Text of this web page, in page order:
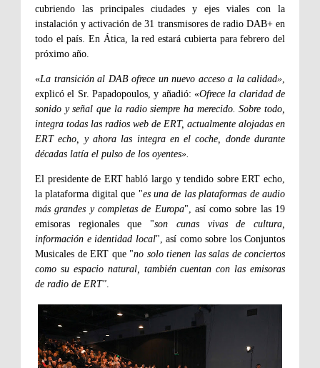
cubriendo las principales ciudades y ejes viales con la
instalación y activación de 31 transmisores de radio DAB+ en
todo el país. En Ática, la red estará cubierta para febrero del
próximo año.
«La transición al DAB ofrece un nuevo acceso a la calidad»
explicó el Sr. Papadopoulos, y añadió: «Ofrece la claridad de
sonido y señal que la radio siempre ha merecido. Sobre todo,
integra todas las radios web de ERT, actualmente alojadas en
ERT echo, y ahora las integra en el coche, donde durante
décadas latía el pulso de los oyentes».
El presidente de ERT habló largo y tendido sobre ERT echo,
la plataforma digital que "es una de las plataformas de audio
más grandes y completas de Europa", así como sobre las 19
emisoras regionales que "son cunas vivas de cultura,
información e identidad local", así como sobre los Conjuntos
Musicales de ERT que "no solo tienen las salas de conciertos
como su espacio natural, también cuentan con las emisoras
de radio de ERT"